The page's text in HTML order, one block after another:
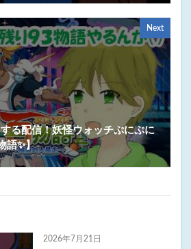
Next
る配信！妖怪ウォッチぷにぷに
語✨】
2026年7月21日